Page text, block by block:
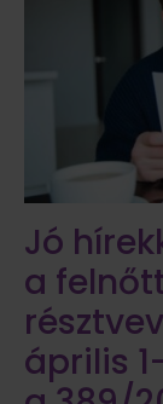
Jó
a
április